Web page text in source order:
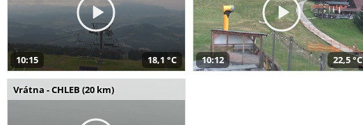
10:15 18,1 °C 10:12 22,5 °C
Vrátna - CHLEB (20 km)